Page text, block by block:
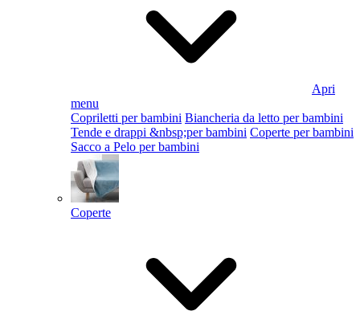
Apri
menu
Copriletti per bambini Biancheria da letto per bambini
Tende e drappi &nbsp;per bambini Coperte per bambini
Sacco a Pelo per bambini
Coperte